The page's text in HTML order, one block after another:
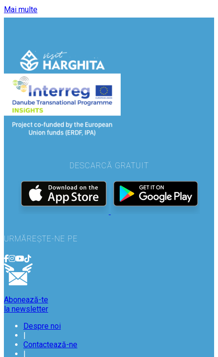
Mai multe
DESCARCĂ GRATUIT
URMĂREȘTE-NE PE
Abonează-te
la newsletter
Despre noi
|
Contactează-ne
|